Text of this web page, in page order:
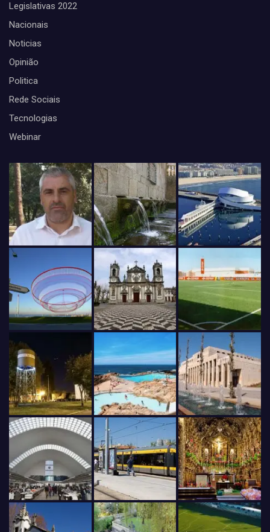
Legislativas 2022
Nacionais
Noticias
Opinião
Politica
Rede Sociais
Tecnologias
Webinar